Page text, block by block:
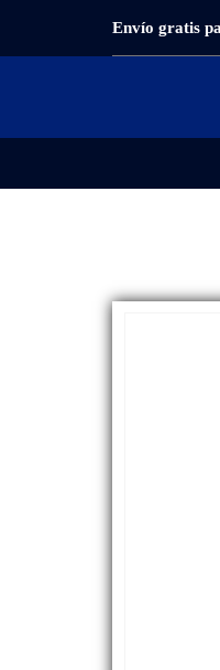
Envío gratis